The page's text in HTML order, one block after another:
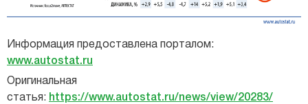
Информация предоставлена порталом:
www.autostat.ru
Оригинальная
статья: https://www.autostat.ru/news/view/20283/